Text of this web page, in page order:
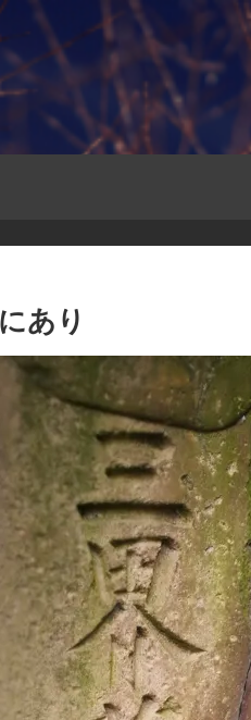
あり